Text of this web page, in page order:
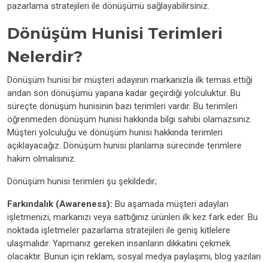
pazarlama stratejileri ile dönüşümü sağlayabilirsiniz.
Dönüşüm Hunisi Terimleri
Nelerdir?
Dönüşüm hunisi bir müşteri adayının markanızla ilk temas ettiği
andan son dönüşümü yapana kadar geçirdiği yolculuktur. Bu
süreçte dönüşüm hunisinin bazı terimleri vardır. Bu terimleri
öğrenmeden dönüşüm hunisi hakkında bilgi sahibi olamazsınız.
Müşteri yolculuğu ve dönüşüm hunisi hakkında terimleri
açıklayacağız. Dönüşüm hunisi planlama sürecinde terimlere
hakim olmalısınız.
Dönüşüm hunisi terimleri şu şekildedir;
Farkındalık (Awareness): Bu aşamada müşteri adayları
işletmenizi, markanızı veya sattığınız ürünleri ilk kez fark eder. Bu
noktada işletmeler pazarlama stratejileri ile geniş kitlelere
ulaşmalıdır. Yapmanız gereken insanların dikkatini çekmek
olacaktır. Bunun için reklam, sosyal medya paylaşımı, blog yazıları